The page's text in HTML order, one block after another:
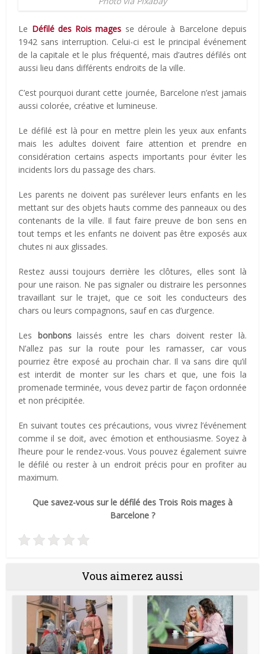
Le Défilé des Rois mages se déroule à Barcelone depuis
1942 sans interruption. Celui-ci est le principal événement
de la capitale et le plus fréquenté, mais d’autres défilés ont
aussi lieu dans différents endroits de la ville.
C’est pourquoi durant cette journée, Barcelone n’est jamais
aussi colorée, créative et lumineuse.
Le défilé est là pour en mettre plein les yeux aux enfants
mais les adultes doivent faire attention et prendre en
considération certains aspects importants pour éviter les
incidents lors du passage des chars.
Les parents ne doivent pas surélever leurs enfants en les
mettant sur des objets hauts comme des panneaux ou des
contenants de la ville. Il faut faire preuve de bon sens en
tout temps et les enfants ne doivent pas être exposés aux
chutes ni aux glissades.
Restez aussi toujours derrière les clôtures, elles sont là
pour une raison. Ne pas signaler ou distraire les personnes
travaillant sur le trajet, que ce soit les conducteurs des
chars ou leurs compagnons, sauf en cas d’urgence.
Les bonbonslaissés entre les chars doivent rester là.
N’allez pas sur la route pour les ramasser, car vous
pourriez être exposé au prochain char. Il va sans dire qu’il
est interdit de monter sur les chars et que, une fois la
promenade terminée, vous devez partir de façon ordonnée
et non précipitée.
En suivant toutes ces précautions, vous vivrez l’événement
comme il se doit, avec émotion et enthousiasme. Soyez à
l’heure pour le rendez-vous. Vous pouvez également suivre
le défilé ou rester à un endroit précis pour en profiter au
maximum.
Que savez-vous sur le défilé des Trois Rois mages à
Barcelone ?
Vous aimerez aussi